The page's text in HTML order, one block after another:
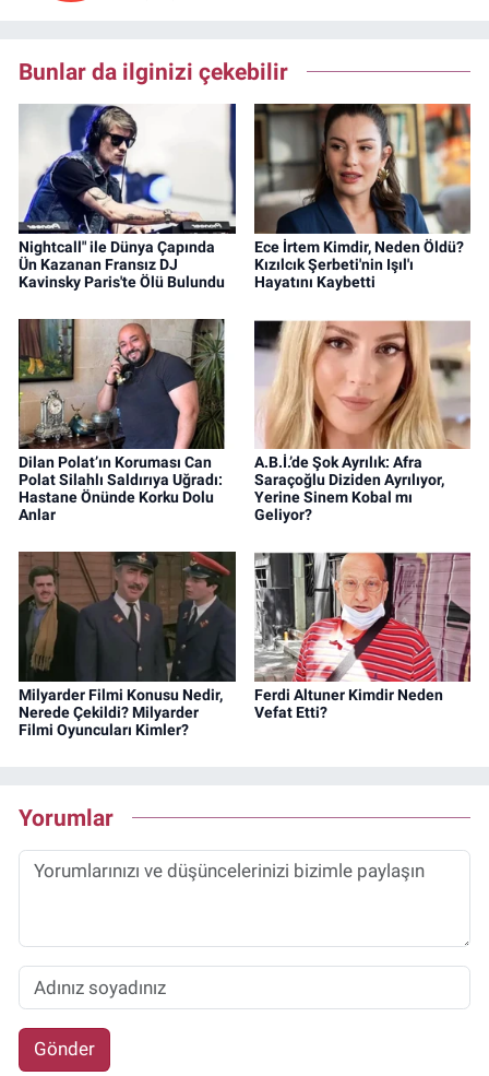
Bunlar da ilginizi çekebilir
Nightcall" ile Dünya Çapında
Ün Kazanan Fransız DJ
Kavinsky Paris'te Ölü Bulundu
Ece İrtem Kimdir, Neden Öldü?
Kızılcık Şerbeti'nin Işıl'ı
Hayatını Kaybetti
Dilan Polat’ın Koruması Can
Polat Silahlı Saldırıya Uğradı:
Hastane Önünde Korku Dolu
Anlar
A.B.İ.’de Şok Ayrılık: Afra
Saraçoğlu Diziden Ayrılıyor,
Yerine Sinem Kobal mı
Geliyor?
Milyarder Filmi Konusu Nedir,
Nerede Çekildi? Milyarder
Filmi Oyuncuları Kimler?
Ferdi Altuner Kimdir Neden
Vefat Etti?
Yorumlar
Gönder